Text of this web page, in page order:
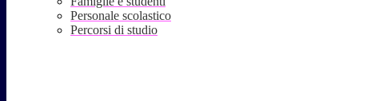
Personale scolastico
Percorsi di studio